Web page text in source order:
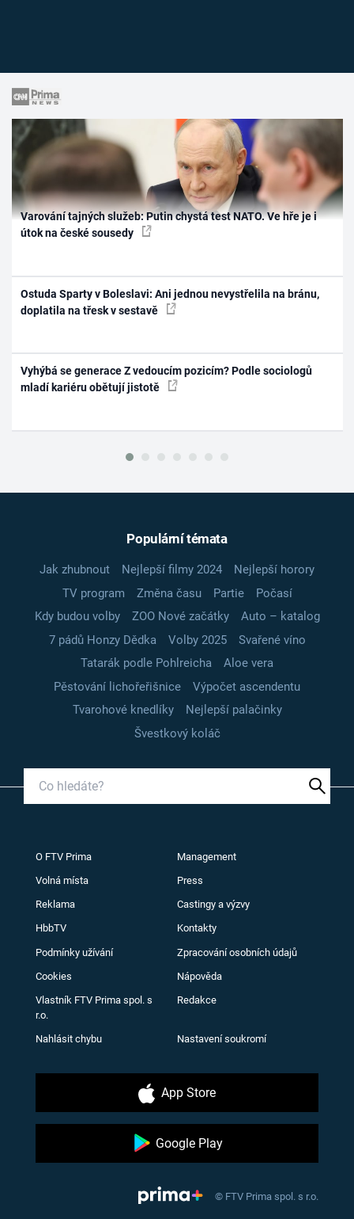
Varování tajných služeb: Putin chystá test NATO. Ve hře je i
útok na české sousedy
Ostuda Sparty v Boleslavi: Ani jednou nevystřelila na bránu,
doplatila na třesk v sestavě
Vyhýbá se generace Z vedoucím pozicím? Podle sociologů
mladí kariéru obětují jistotě
Populární témata
Jak zhubnout Nejlepší filmy 2024
Nejlepší horory
TV program
Změna času Partie
Počasí
Kdy budou volby
ZOO Nové začátky
Auto – katalog
7 pádů Honzy Dědka
Volby 2025
Svařené víno
Tatarák podle Pohlreicha
Aloe vera
Pěstování lichořeřišnice
Výpočet ascendentu
Tvarohové knedlíky
Nejlepší palačinky
Švestkový koláč
O FTV Prima Management
Volná místa Press
Reklama Castingy a výzvy
HbbTV Kontakty
Podmínky užívání Zpracování osobních údajů
Cookies Nápověda
Vlastník FTV Prima spol. s
r.o.
Redakce
Nahlásit chybu Nastavení soukromí
App Store
Google Play
© FTV Prima spol. s r.o.